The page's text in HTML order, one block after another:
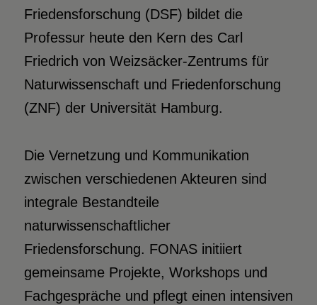
Friedensforschung (DSF) bildet die
Professur heute den Kern des Carl
Friedrich von Weizsäcker-Zentrums für
Naturwissenschaft und Friedenforschung
(ZNF) der Universität Hamburg.
Die Vernetzung und Kommunikation
zwischen verschiedenen Akteuren sind
integrale Bestandteile
naturwissenschaftlicher
Friedensforschung. FONAS initiiert
gemeinsame Projekte, Workshops und
Fachgespräche und pflegt einen intensiven